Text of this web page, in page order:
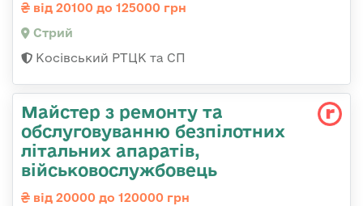
від 20100 до 125000 грн
Стрий
Косівський РТЦК та СП
Майстер з ремонту та
обслуговуванню безпілотних
літальних апаратів,
військовослужбовець
від 20000 до 120000 грн